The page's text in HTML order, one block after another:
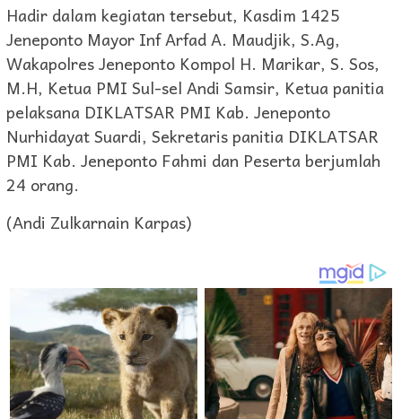
Hadir dalam kegiatan tersebut, Kasdim 1425
Jeneponto Mayor Inf Arfad A. Maudjik, S.Ag,
Wakapolres Jeneponto Kompol H. Marikar, S. Sos,
M.H, Ketua PMI Sul-sel Andi Samsir, Ketua panitia
pelaksana DIKLATSAR PMI Kab. Jeneponto
Nurhidayat Suardi, Sekretaris panitia DIKLATSAR
PMI Kab. Jeneponto Fahmi dan Peserta berjumlah
24 orang.
(Andi Zulkarnain Karpas)